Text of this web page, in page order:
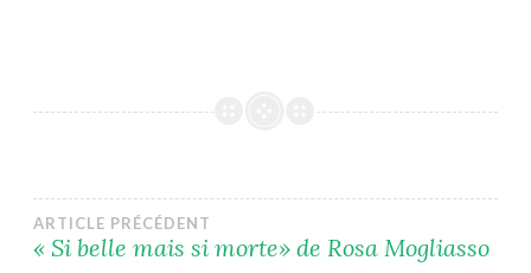
Navigation
ARTICLE PRÉCÉDENT
« Si belle mais si morte» de Rosa Mogliasso